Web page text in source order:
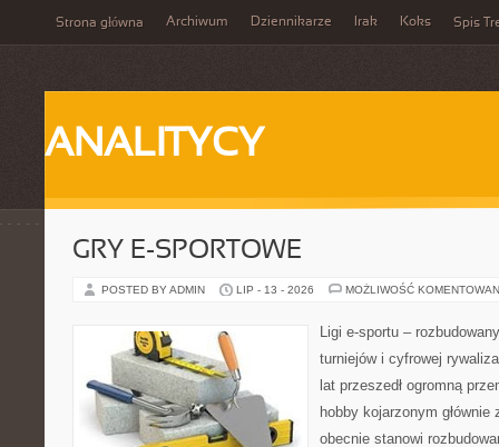
Strona główna Archiwum Dziennikarze Irak Koks Spis
ANALITYCY
GRY E-SPORTOWE
POSTED BY ADMIN LIP - 13 - 2026 MOŻLIWOŚĆ
Ligi e-sportu –
turniejów i cyfrowej
lat przeszedł ogromną
hobby kojarzonym
obecnie stanowi